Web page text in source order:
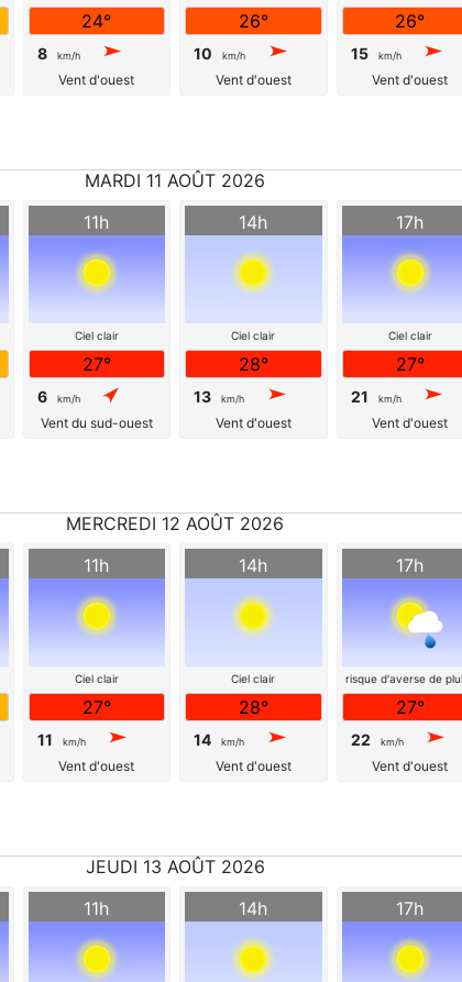
24°
8 km/h
Vent d'ouest
26°
10 km/h
Vent d'ouest
26°
15 km/h
Vent d'ouest
MARDI 11 AOÛT 2026
11h
Ciel clair
27°
6 km/h
Vent du sud-ouest
14h
Ciel clair
28°
13 km/h
Vent d'ouest
17h
Ciel clair
27°
21 km/h
Vent d'ouest
MERCREDI 12 AOÛT 2026
11h
Ciel clair
27°
11 km/h
Vent d'ouest
14h
Ciel clair
28°
14 km/h
Vent d'ouest
17h
risque d'averse de
27°
22 km/h
Vent d'ouest
JEUDI 13 AOÛT 2026
11h 14h 17h